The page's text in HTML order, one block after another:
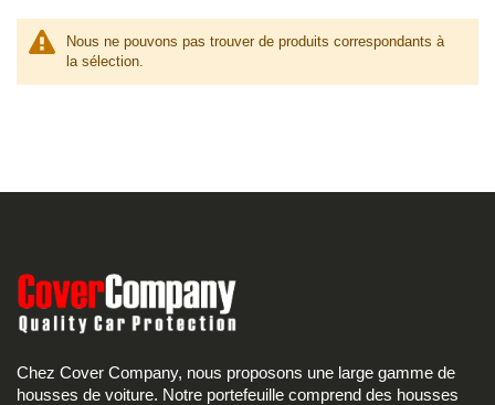
Nous ne pouvons pas trouver de produits correspondants à
la sélection.
Chez Cover Company, nous proposons une large gamme de
housses de voiture. Notre portefeuille comprend des housses